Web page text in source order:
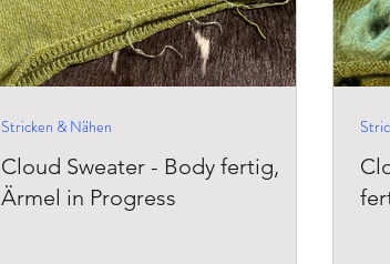
Cloud Sweater - Body fertig,
Ärmel in Progress
Stricken & Nähen